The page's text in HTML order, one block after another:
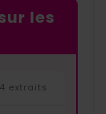
les
extraits